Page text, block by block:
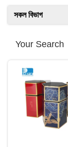
সকল বিভাগ
Your Search